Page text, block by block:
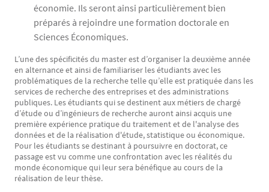
économie. Ils seront ainsi particulièrement bien
préparés à rejoindre une formation doctorale en
Sciences Économiques.
L’une des spécificités du master est d’organiser la deuxième année
en alternance et ainsi de familiariser les étudiants avec les
problématiques de la recherche telle qu’elle est pratiquée dans les
services de recherche des entreprises et des administrations
publiques. Les étudiants qui se destinent aux métiers de chargé
d’étude ou d’ingénieurs de recherche auront ainsi acquis une
première expérience pratique du traitement et de l'analyse des
données et de la réalisation d'étude, statistique ou économique.
Pour les étudiants se destinant à poursuivre en doctorat, ce
passage est vu comme une confrontation avec les réalités du
monde économique qui leur sera bénéfique au cours de la
réalisation de leur thèse.